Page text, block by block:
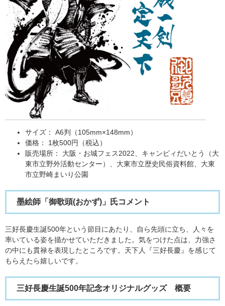
サイズ： A6判（105mm×148mm）
価格： 1枚500円（税込）
販売場所： 大阪・お城フェス2022、キャンピィだいとう（大
東市立野外活動センター）、大東市立歴史民俗資料館、大東
市立野崎まいり公園
墨絵師「御歌頭(おかず)」氏コメント
三好長慶生誕500年という節目にあたり、自ら先頭に立ち、人々を
率いている姿を描かせていただきました。気をつけた点は、力強さ
の中にも貫禄を表現したところです。天下人『三好長慶』を感じて
もらえたら嬉しいです。
三好長慶生誕500年記念オリジナルグッズ 概要